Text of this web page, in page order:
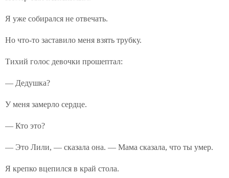
Я уже собирался не отвечать.
Но что-то заставило меня взять трубку.
Тихий голос девочки прошептал:
— Дедушка?
У меня замерло сердце.
— Кто это?
— Это Лили, — сказала она. — Мама сказала, что ты умер.
Я крепко вцепился в край стола.